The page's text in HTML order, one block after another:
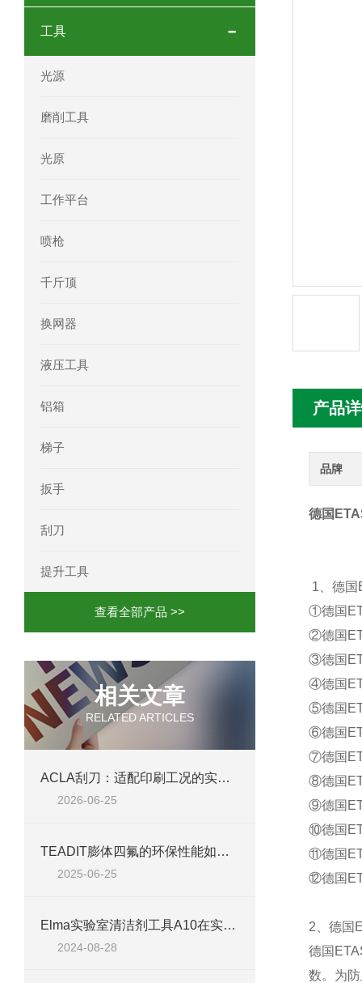
OEMER电机QLS 180M环保农业领域
AC-MOTOREN电机FCPA 71B-2参数
工具
光源
磨削工具
光原
工作平台
喷枪
千斤顶
换网器
液压工具
铝箱
梯子
扳手
刮刀
提升工具
查看全部产品 >>
相关文章
RELATED ARTICLES
ACLA刮刀：适配印刷工况的实用工艺配件
2026-06-25
TEADIT膨体四氟的环保性能如何？
2025-06-25
Elma实验室清洁剂工具A10在实验室清洁中的应用
2024-08-28
产品
品牌
德国
1、德国
①德国
②德国
③德国
④德国
⑤德国
⑥德国
⑦德国
⑧德国
⑨德国
⑩德国
⑪德国
⑫德国
2、德国
德国
数。为